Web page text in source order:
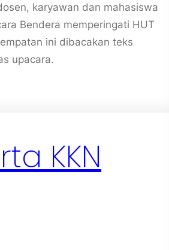
karyawan dan mahasiswa
Bendera memperingati HUT
ini dibacakan teks
upacara.
KKN